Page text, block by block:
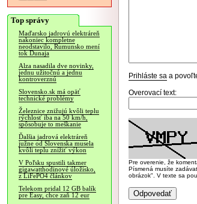
Top správy
Maďarsko jadrovú elektráreň
nakoniec kompletne
neodstavilo, Rumunsko mení
tok Dunaja
Alza nasadila dve novinky,
jednu užitočnú a jednu
kontroverznú
Slovensko.sk má opäť
technické problémy
Železnice znižujú kvôli teplu
rýchlosť iba na 50 km/h,
spôsobuje to meškanie
Ďalšia jadrová elektráreň
južne od Slovenska musela
kvôli teplu znížiť výkon
V Poľsku spustili takmer
gigawatthodinové úložisko,
z LiFePO4 článkov
Telekom pridal 12 GB balík
pre Easy, chce zaň 12 eur
Prihláste sa a
Overovací text:
Pre overenie, že
Písmená musíte
obrázok". V texte sa